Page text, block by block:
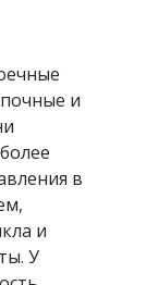
и
в
и
У